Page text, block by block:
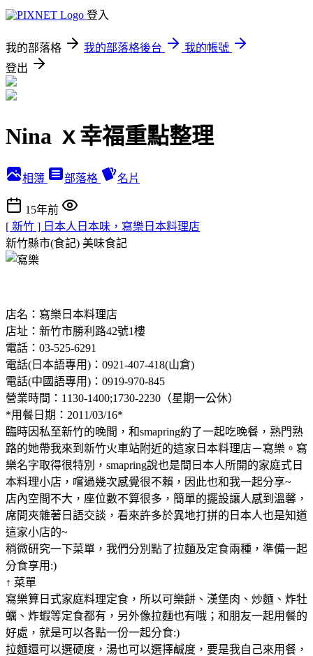
登入
我的部落格 我的部落格後台
我的帳號
登出
Nina ｘ幸福重點整理
相簿 部落格 名片
15年前
[ 新竹 ] 日本人日本味，寫樂日本料理店
新竹縣市(食記) 美味食記
店名：寫樂日本料理店
店址：新竹市勝利路42號1樓
電話：03-525-6291
電話(日本語專用)：0921-407-418(山倉)
電話(中國語專用)：0919-970-845
營業時間：1130-1400;1730-2230（星期一公休）
*用餐日期：2011/03/16*
臨時因私至新竹的晚間，和smapring約了一起吃晚餐，熟門熟
路的她帶我來到新竹火車站附近的這家日本料理店－寫樂。寫
樂名字取得很特別，smapring說也是間日本人所開的家庭式日
本料理小店，嚐過幾次感覺很不賴，因此也和我一起分享~
店內空間不大，座位數不算很多，簡單的擺設讓人感到溫馨，
席間夾雜著日語交談，看來許多於異地打拼的日本人也是知道
這家小店的~
稍微研究一下菜單，我們分別點了拉麵及定食兩種，準備一起
分食享用:)
↑ 菜單
寫樂算日式家庭料理定食，所以可樂餅、漢堡肉、炒麵、炸牡
蠣、炸蝦等定食都有，另外像拉麵也有哦；和朋友一起用餐的
好處，就是可以各點一份一起分食:)
拉麵還可以選硬度，湯也可以選擇鹹度，要是我自己來用餐，